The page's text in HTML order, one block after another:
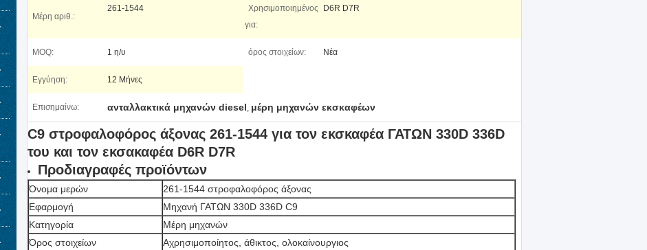
Μέρη αριθ.:
261-1544
Χρησιμοποιημένος
για:
D6R D7R
MOQ: 1 η/υ όρος στοιχείων: Νέα
Εγγύηση: 12 Μήνες
Επισημαίνω: ανταλλακτικά μηχανών diesel, μέρη μηχανών εκσκαφέων
C9 στροφαλοφόρος άξονας 261-1544 για τον εκσκαφέα ΓΑΤΩΝ 330D 336D
του και τον εκσακαφέα D6R D7R
Προδιαγραφές προϊόντων
Όνομα μερών 261-1544 στροφαλοφόρος άξονας
Εφαρμογή
Μηχανή ΓΑΤΩΝ 330D 336D C9
Κατηγορία
Μέρη μηχανών
Όρος στοιχείων
Αχρησιμοποίητος, άθικτος, ολοκαίνουργιος